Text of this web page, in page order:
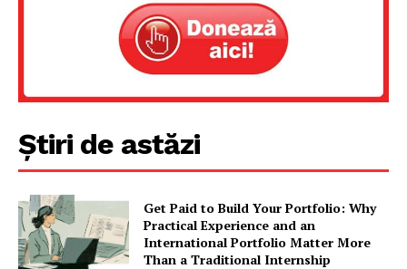
Știri de astăzi
Get Paid to Build Your Portfolio: Why
Practical Experience and an
International Portfolio Matter More
Than a Traditional Internship